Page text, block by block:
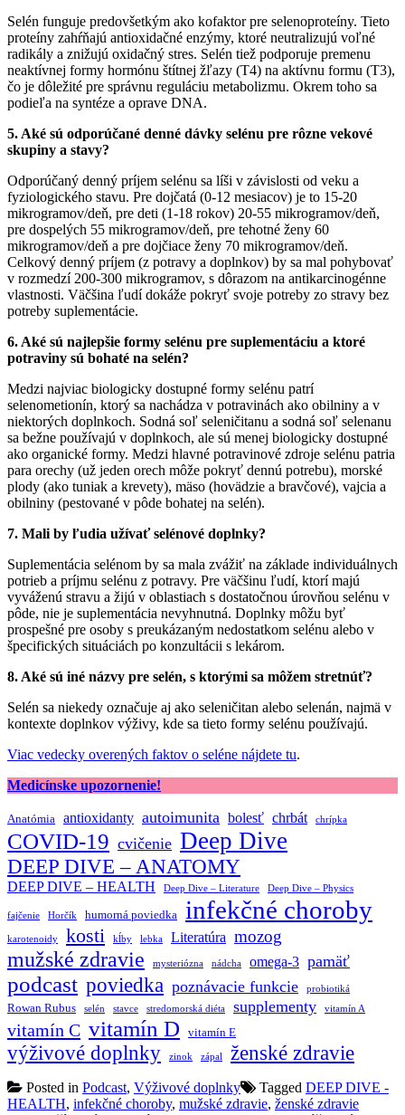
Selén funguje predovšetkým ako kofaktor pre selenoproteíny. Tieto
proteíny zahŕňajú antioxidačné enzýmy, ktoré neutralizujú voľné
radikály a znižujú oxidačný stres. Selén tiež podporuje premenu
neaktívnej formy hormónu štítnej žľazy (T4) na aktívnu formu (T3),
čo je dôležité pre správnu reguláciu metabolizmu. Okrem toho sa
podieľa na syntéze a oprave DNA.
5. Aké sú odporúčané denné dávky selénu pre rôzne vekové
skupiny a stavy?
Odporúčaný denný príjem selénu sa líši v závislosti od veku a
fyziologického stavu. Pre dojčatá (0-12 mesiacov) je to 15-20
mikrogramov/deň, pre deti (1-18 rokov) 20-55 mikrogramov/deň,
pre dospelých 55 mikrogramov/deň, pre tehotné ženy 60
mikrogramov/deň a pre dojčiace ženy 70 mikrogramov/deň.
Celkový denný príjem (z potravy a doplnkov) by sa mal pohybovať
v rozmedzí 200-300 mikrogramov, s dôrazom na antikarcinogénne
vlastnosti. Väčšina ľudí dokáže pokryť svoje potreby zo stravy bez
potreby suplementácie.
6. Aké sú najlepšie formy selénu pre suplementáciu a ktoré
potraviny sú bohaté na selén?
Medzi najviac biologicky dostupné formy selénu patrí
selenometionín, ktorý sa nachádza v potravinách ako obilniny a v
niektorých doplnkoch. Sodná soľ seleničitanu a sodná soľ selenanu
sa bežne používajú v doplnkoch, ale sú menej biologicky dostupné
ako organické formy. Medzi hlavné potravinové zdroje selénu patria
para orechy (už jeden orech môže pokryť dennú potrebu), morské
plody (ako tuniak a krevety), mäso (hovädzie a bravčové), vajcia a
obilniny (pestované v pôde bohatej na selén).
7. Mali by ľudia užívať selénové doplnky?
Suplementácia selénom by sa mala zvážiť na základe individuálnych
potrieb a príjmu selénu z potravy. Pre väčšinu ľudí, ktorí majú
vyváženú stravu a žijú v oblastiach s dostatočnou úrovňou selénu v
pôde, nie je suplementácia nevyhnutná. Doplnky môžu byť
prospešné pre osoby s preukázaným nedostatkom selénu alebo v
špecifických situáciách po konzultácii s lekárom.
8. Aké sú iné názvy pre selén, s ktorými sa môžem stretnúť?
Selén sa niekedy označuje aj ako seleničitan alebo selenán, najmä v
kontexte doplnkov výživy, kde sa tieto formy selénu používajú.
Viac vedecky overených faktov o seléne nájdete tu.
Medicínske upozornenie!
Anatómia antioxidanty autoimunita bolesť chrbát chrípka
COVID-19 cvičenie Deep Dive
DEEP DIVE – ANATOMY
DEEP DIVE – HEALTH Deep Dive – Literature Deep Dive – Physics
fajčenie Horčík humorná poviedka infekčné choroby
karotenoidy kosti kĺby lebka Literatúra mozog
mužské zdravie mysteriózna nádcha omega-3 pamäť
podcast poviedka poznávacie funkcie probiotiká
Rowan Rubus selén stavce stredomorská diéta supplementy vitamín A
vitamín C vitamín D vitamín E
výživové doplnky zinok zápal ženské zdravie
Posted in Podcast, Výživové doplnky Tagged DEEP DIVE -
HEALTH, infekčné choroby, mužské zdravie, ženské zdravie